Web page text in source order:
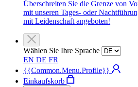
Überschreiten Sie die Grenze von
mit unseren Tages- oder
mit Leidenschaft angeboten!
Wählen Sie Ihre Sprache
EN DE FR
{{Common.Menu.Profile}}
Einkaufskorb